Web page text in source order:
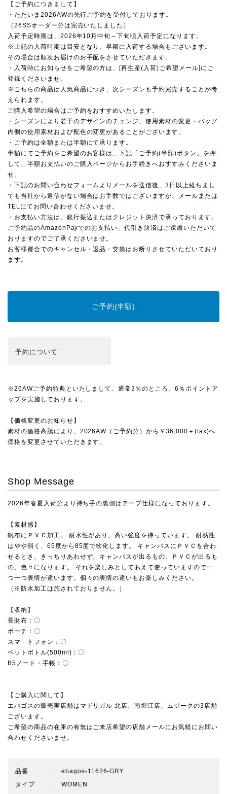
【ご予約につきまして】
・ただいま2026AWの先行ご予約を受付しております。
（26SSオーダー分は完売いたしました）
入荷予定時期は、2026年10月中旬～下旬頃入荷予定になります。
※上記の入荷時期は目安となり、早期に入荷する場合もございます。
その場合は順次お届けのお手配をさせていただきます。
・入荷時にお知らせをご希望の方は、[再生産(入荷)ご希望メール]にご
登録くださいませ。
※こちらの商品は人気商品につき、次シーズンも予約完売することが考
えられます。
ご購入希望の場合はご予約をおすすめいたします。
・シーズンにより若干のデザインのチェンジ、使用素材の変更・バッグ
内側の使用素材および配色の変更があることがございます。
・ご予約は全額または半額にて承ります。
半額にてご予約をご希望のお客様は、下記「ご予約(半額)ボタン」を押
して、半額お支払いのご購入ページからお手続きへおすすみくださいま
せ。
・下記のお問い合わせフォームよりメールを送信後、3日以上経ちまし
ても当社から返信がない場合はお手数ではございますが、
メールまたは
TELにてお問い合わせくださいませ。
・お支払い方法は、銀行振込またはクレジット決済で承っております。
ご予約品のAmazonPayでのお支払い、代引き決済はご遠慮いただいて
おりますのでご了承くださいませ。
お客様都合でのキャンセル・返品・交換はお断りさせていただいており
ます。
ご予約(半額)
予約 について
※26AWご予約特典といたしまして、通常3％のところ、6％ポイントア
ップを実施しております。
【価格変更のお知らせ】
素材の価格高騰により、2026AW（ご予約分）から￥36,000＋(tax)へ
価格を変更させていただきます。
Shop Message
2026年春夏入荷分より持ち手の裏側はテープ仕様になっております。
【素材感】
帆布にＰＶＣ加工。 耐水性があり、高い強度を持っています。 耐熱性
はやや弱く、65度から85度で軟化します。 キャンバスにＰＶＣを合わ
せるとき、きっちりあわせず、キャンバスが出るもの、ＰＶＣが出るも
の、色々になります。 それを楽しみとしてあえて使っていますので一
つ一つ表情が違います。個々の表情の違いもお楽しみください。
（※防水加工は施されておりません。）
【収納】
長財布：〇
ポーチ：〇
スマ－トフォン：〇
ペットボトル(500ml)：〇
B5ノート・手帳：〇
【ご購入に関して】
エバゴスの販売実店舗は マドリガル 北店、南堀江店、ムジーク の3店舗
ございます。
ご希望の商品の在庫の有無はご来店希望の店舗メールにお気軽にお問い
合わせくださいませ。
品番
ebagos-11626-GRY
タイプ
WOMEN